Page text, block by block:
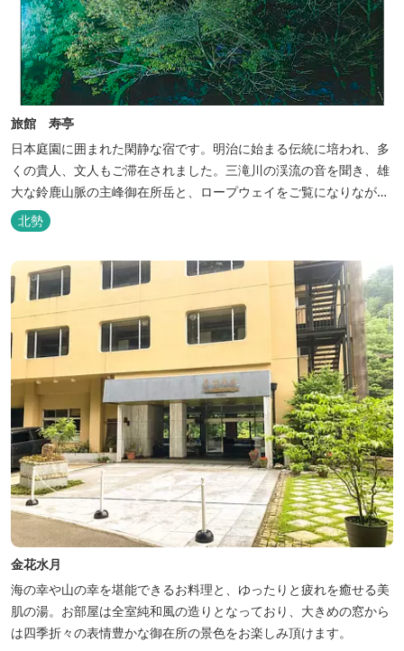
旅館 寿亭
日本庭園に囲まれた閑静な宿です。明治に始まる伝統に培われ、多
くの貴人、文人もご滞在されました。三滝川の渓流の音を聞き、雄
大な鈴鹿山脈の主峰御在所岳と、ロープウェイをご覧になりながら
お入りいただく露天風呂は気持ちがいいです。 また、庭園にある昭
和初期の離れの客間を改装した貸切風呂（６タイプ）はレトロクラ
屋食の為、お子様連れやカッ...
北勢
金花水月
海の幸や山の幸を堪能できるお料理と、ゆったりと疲れを癒せる美
肌の湯。お部屋は全室純和風の造りとなっており、大きめの窓から
は四季折々の表情豊かな御在所の景色をお楽しみ頂けます。